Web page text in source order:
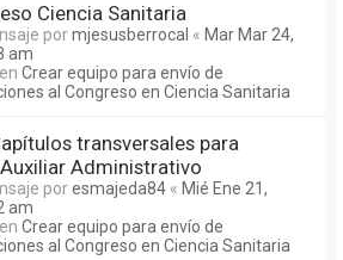
Ciencia Sanitaria
pormjesusberrocal « Mar Mar 24,
am
Crear equipo para envío de
al Congreso en Ciencia Sanitaria
transversales para
Administrativo
poresmajeda84 « Mié Ene 21,
am
Crear equipo para envío de
al Congreso en Ciencia Sanitaria